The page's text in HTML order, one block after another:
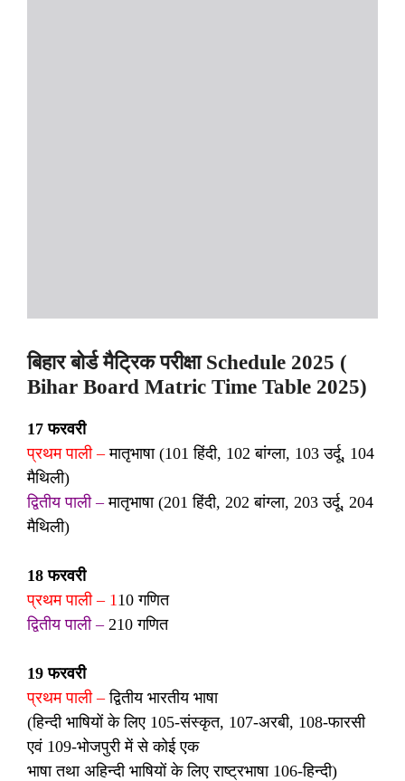
बिहार बोर्ड मैट्रिक परीक्षा Schedule 2025 (
Bihar Board Matric Time Table 2025)
17 फरवरी
प्रथम पाली –मातृभाषा (101 हिंदी, 102 बांग्ला, 103 उर्दू, 104
मैथिली)
द्वितीय पाली –मातृभाषा (201 हिंदी, 202 बांग्ला, 203 उर्दू, 204
मैथिली)
18 फरवरी
प्रथम पाली – 110 गणित
द्वितीय पाली –210 गणित
19 फरवरी
प्रथम पाली –द्वितीय भारतीय भाषा
(हिन्दी भाषियों के लिए 105-संस्कृत, 107-अरबी, 108-फारसी
एवं 109-भोजपुरी में से कोई एक
भाषा तथा अहिन्दी भाषियों के लिए राष्ट्रभाषा 106-हिन्दी)